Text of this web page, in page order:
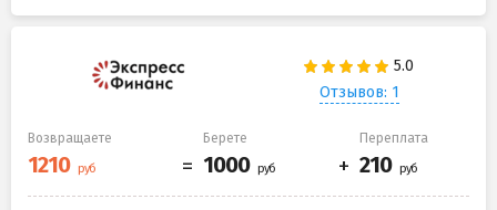
Отзывов: 1
Возвращаете Берете Переплата